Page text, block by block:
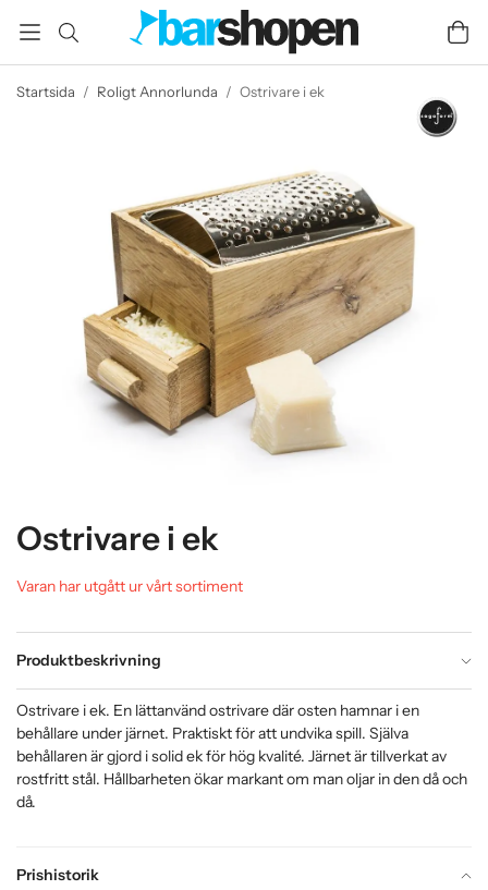
Startsida / Roligt Annorlunda / Ostrivare i ek
Ostrivare i ek
Varan har utgått ur vårt sortiment
Produktbeskrivning
Prishistorik
Ostrivare i ek. En lättanvänd ostrivare där osten hamnar i en
behållare under järnet. Praktiskt för att undvika spill. Själva
behållaren är gjord i solid ek för hög kvalité. Järnet är tillverkat av
rostfritt stål. Hållbarheten ökar markant om man oljar in den då och
då.